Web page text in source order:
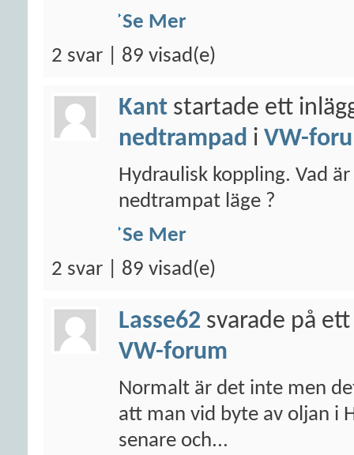
Se Mer
2 svar | 89 visad(e)
Kant startade ett
nedtrampad i VW-
Hydraulisk koppling. Vad
nedtrampat läge ?
Se Mer
2 svar | 89 visad(e)
Lasse62 svarade på
VW-forum
Normalt är det inte men
att man vid byte av oljan i
senare och...